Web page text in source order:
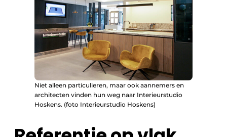
Niet alleen particulieren, maar ook aannemers en
architecten vinden hun weg naar Interieurstudio
Hoskens. (foto Interieurstudio Hoskens)